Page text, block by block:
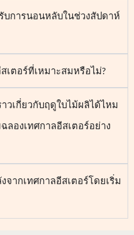
บการนอนหลับในช่วงสัปดาห์
เตอร์ที่เหมาะสมหรือไม่?
วเกี่ยวกับฤดูใบไม้ผลิได้ไหม
ลองเทศกาลอีสเตอร์อย่าง
ากเทศกาลอีสเตอร์โดยเริ่ม